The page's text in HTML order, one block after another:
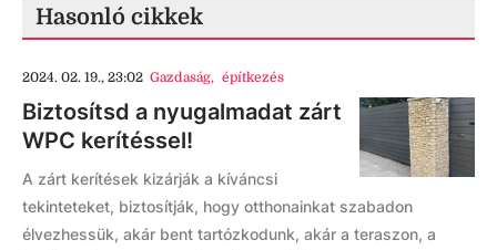
Hasonló cikkek
2024. 02. 19., 23:02 Gazdaság, építkezés
Biztosítsd a nyugalmadat zárt
WPC kerítéssel!
A zárt kerítések kizárják a kíváncsi
tekinteteket, biztosítják, hogy otthonainkat szabadon
élvezhessük, akár bent tartózkodunk, akár a teraszon, a